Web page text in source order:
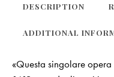
DESCRIPTION
ADDITIONAL
«Questa singolare